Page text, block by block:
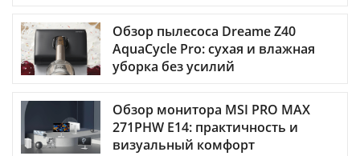
Обзор пылесоса Dreame Z40
AquaCycle Pro: сухая и влажная
уборка без усилий
Обзор монитора MSI PRO MAX
271PHW E14: практичность и
визуальный комфорт